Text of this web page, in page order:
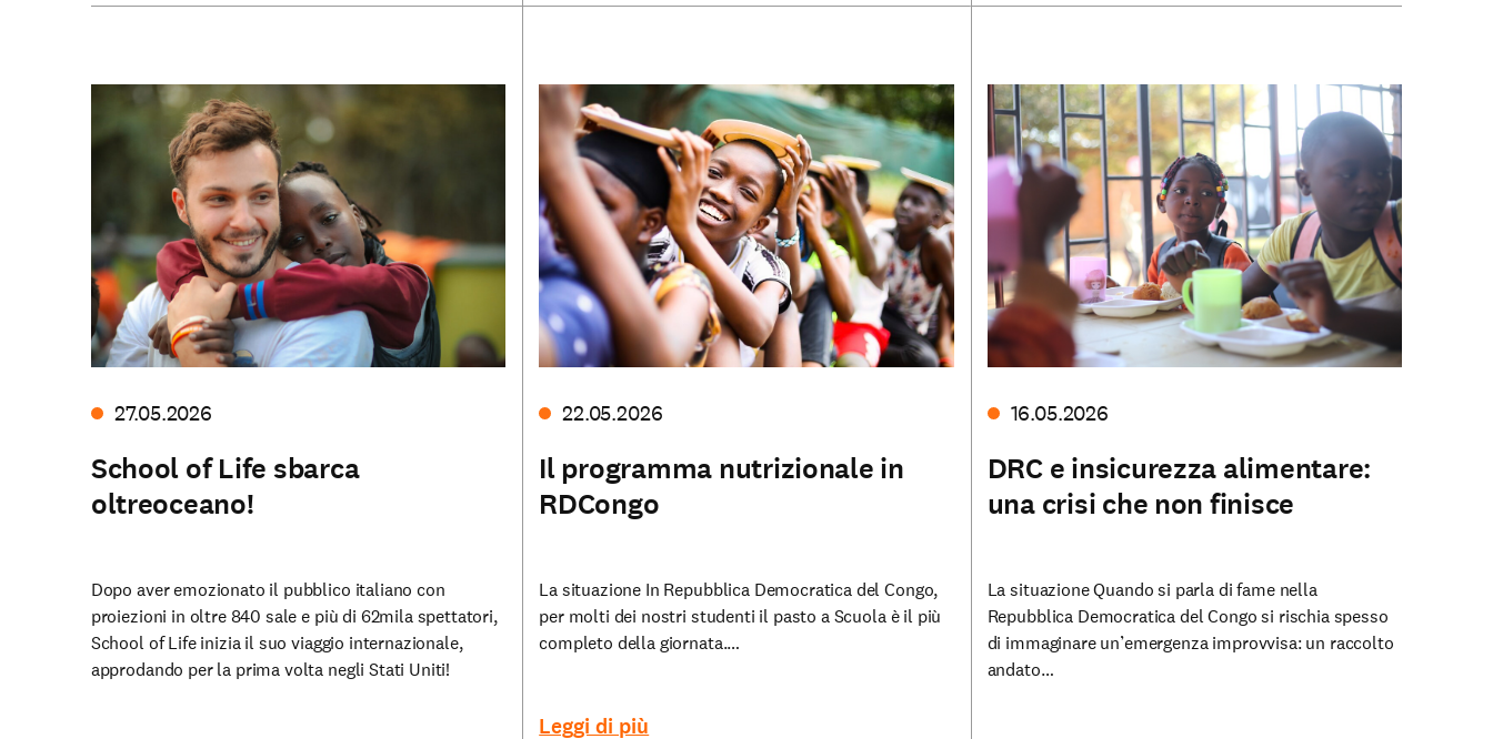
27.05.2026
School of Life sbarca
oltreoceano!
Dopo aver emozionato il pubblico italiano con
proiezioni in oltre 840 sale e più di 62mila spettatori,
School of Life inizia il suo viaggio internazionale,
approdando per la prima volta negli Stati Uniti!
22.05.2026
Il programma nutrizionale in
RDCongo
La situazione In Repubblica Democratica del Congo,
per molti dei nostri studenti il pasto a Scuola è il più
completo della giornata.…
Leggi di più
16.05.2026
DRC e insicurezza alimentare:
una crisi che non finisce
La situazione Quando si parla di fame nella
Repubblica Democratica del Congo si rischia spesso
di immaginare un’emergenza improvvisa: un raccolto
andato…